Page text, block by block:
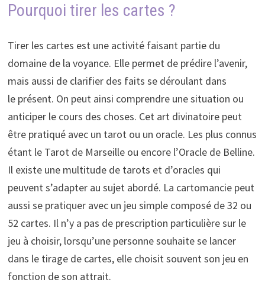
Pourquoi tirer les cartes ?
Tirer les cartes est une activité faisant partie du
domaine de la voyance. Elle permet de prédire l’avenir,
mais aussi de clarifier des faits se déroulant dans
le présent. On peut ainsi comprendre une situation ou
anticiper le cours des choses. Cet art divinatoire peut
être pratiqué avec un tarot ou un oracle. Les plus connus
étant le Tarot de Marseille ou encore l’Oracle de Belline.
Il existe une multitude de tarots et d’oracles qui
peuvent s’adapter au sujet abordé. La cartomancie peut
aussi se pratiquer avec un jeu simple composé de 32 ou
52 cartes. Il n’y a pas de prescription particulière sur le
jeu à choisir, lorsqu’une personne souhaite se lancer
dans le tirage de cartes, elle choisit souvent son jeu en
fonction de son attrait.